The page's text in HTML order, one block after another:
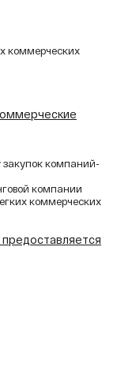
коммерческих
закупок компаний-
компании
коммерческих